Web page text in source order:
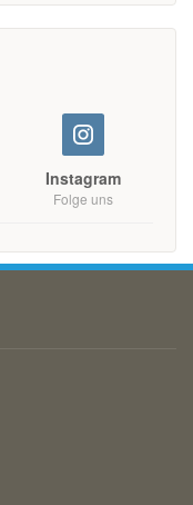
Instagram
Folge uns